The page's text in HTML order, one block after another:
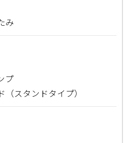
み
プ
（スタンドタイプ）